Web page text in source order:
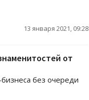
13 января 2021, 09:28
от
без очереди